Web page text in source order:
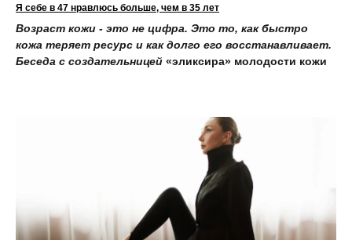
Я себе в 47 нравлюсь больше, чем в 35 лет
Возраст кожи - это не цифра. Это то, как быстро
кожа теряет ресурс и как долго его восстанавливает.
Беседа с создательницей «эликсира» молодости кожи